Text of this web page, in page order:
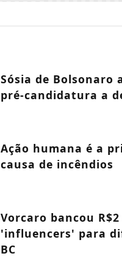
Sósia de Bolsonaro
pré-candidatura a
Ação humana é a
causa de incêndios
Vorcaro bancou
'influencers' para
BC